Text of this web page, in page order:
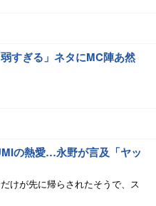
すぎる」ネタにMC陣あ然
の熱愛…永野が言及「ヤッ
けが先に帰らされたそうで、ス